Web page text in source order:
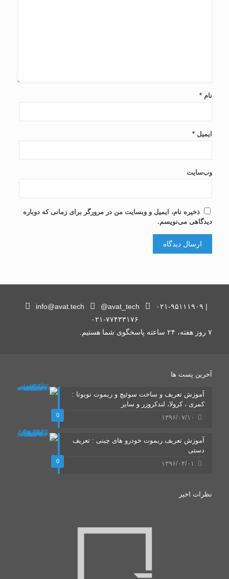
نام *
ایمیل *
وب‌سایت
ذخیره نام، ایمیل و وبسایت من در مرورگر برای زمانی که دوباره
دیدگاهی می‌نویسم.
info@avat.tech @avat_tech
۰۲۱-۹۵۱۱۱۹۰۹ |
۰۲۱-۷۷۴۳۳۱۷۶
۷ روز هفته، ۲۴ ساعته پاسخگوی شما هستیم.
آخرین پست ها
0
آموزش تعریف و ساخت سوئیچ و ریموت تویوتا :
کمری ، کرولا، لندکروزر و سایر
۱۳۹۶/۰۷/۱۰
0
آموزش تعریف ریموت خودرو های چینی : تعریف
دستی
۱۳۹۶/۰۴/۰۱
نظرات اخیر